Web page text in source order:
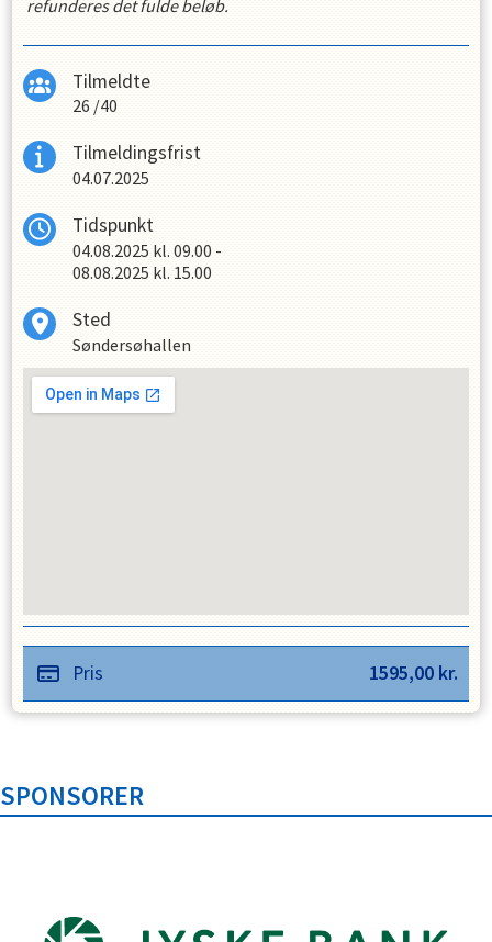
refunderes det fulde beløb.
Tilmeldte
26 /40
Tilmeldingsfrist
04.07.2025
Tidspunkt
04.08.2025 kl. 09.00 -
08.08.2025 kl. 15.00
Sted
Søndersøhallen
Pris 1595,00 kr.
SPONSORER